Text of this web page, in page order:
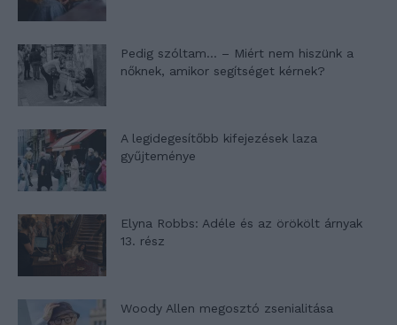
Pedig szóltam… – Miért nem hiszünk a
nőknek, amikor segítséget kérnek?
A legidegesítőbb kifejezések laza
gyűjteménye
Elyna Robbs: Adéle és az örökölt árnyak
13. rész
Woody Allen megosztó zsenialitása